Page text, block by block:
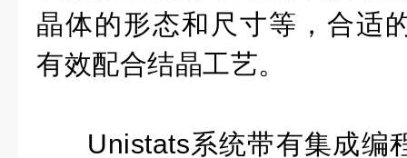
晶体的形态和尺寸等，合适
有效配合结晶工艺。
Unistats系统带有集成编